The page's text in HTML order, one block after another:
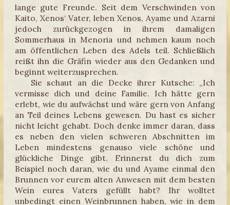
lange gute Freunde. Seit dem Verschwinden von
Kaito, Xenos‘ Vater, leben Xenos, Ayame und Azarni
jedoch zurückgezogen in ihrem damaligen
Sommerhaus in Menoria und nehmen kaum noch
am öffentlichen Leben des Adels teil. Schließlich
reißt ihn die Gräfin wieder aus den Gedanken und
beginnt weiterzusprechen.
Sie schaut an die Decke ihrer Kutsche: „Ich
vermisse dich und deine Familie. Ich hätte gern
erlebt, wie du aufwächst und wäre gern von Anfang
an Teil deines Lebens gewesen. Du hast es sicher
nicht leicht gehabt. Doch denke immer daran, dass
es neben den vielen schweren Abschnitten im
Leben mindestens genauso viele schöne und
glückliche Dinge gibt. Erinnerst du dich zum
Beispiel noch daran, wie du und Ayame einmal den
Brunnen vor eurem alten Anwesen mit dem besten
Wein eures Vaters gefüllt habt? Ihr wolltet
unbedingt einen Weinbrunnen haben, wie in dem